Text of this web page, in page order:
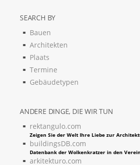
SEARCH BY
Bauen
Architekten
Plaats
Termine
Gebäudetypen
ANDERE DINGE, DIE WIR TUN
rektangulo.com
Zeigen Sie der Welt Ihre Liebe zur
buildingsDB.com
Datenbank der Wolkenkratzer in den
arkitekturo.com